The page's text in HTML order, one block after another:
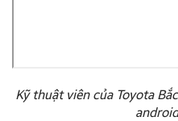
Kỹ thuật viên của Toyota